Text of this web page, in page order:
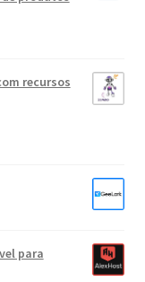
recursos
para